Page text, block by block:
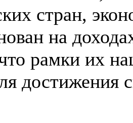
стран,
на
рамки их
достижения